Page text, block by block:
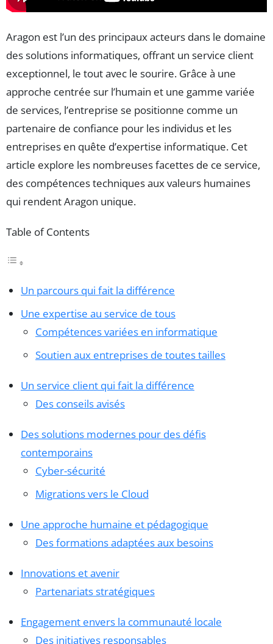
Aragon est l’un des principaux acteurs dans le domaine
des solutions informatiques, offrant un service client
exceptionnel, le tout avec le sourire. Grâce à une
approche centrée sur l’humain et une gamme variée
de services, l’entreprise se positionne comme un
partenaire de confiance pour les individus et les
entreprises en quête d’expertise informatique. Cet
article explore les nombreuses facettes de ce service,
des compétences techniques aux valeurs humaines
qui rendent Aragon unique.
Table of Contents
Un parcours qui fait la différence
Une expertise au service de tous
Compétences variées en informatique
Soutien aux entreprises de toutes tailles
Un service client qui fait la différence
Des conseils avisés
Des solutions modernes pour des défis
contemporains
Cyber-sécurité
Migrations vers le Cloud
Une approche humaine et pédagogique
Des formations adaptées aux besoins
Innovations et avenir
Partenariats stratégiques
Engagement envers la communauté locale
Des initiatives responsables